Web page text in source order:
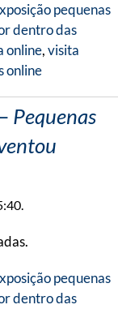
pequenas
dentro das
online,visita
online
Pequenas
pequenas
dentro das